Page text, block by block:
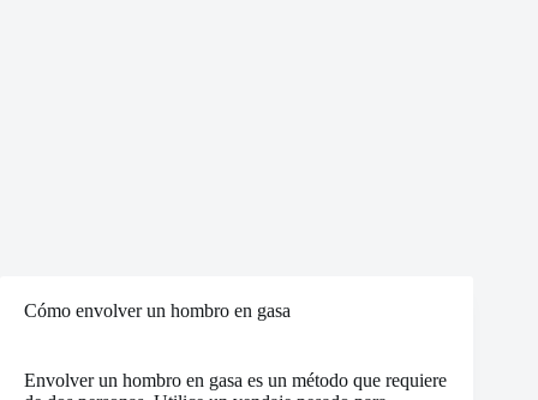
Cómo envolver un hombro en gasa
Envolver un hombro en gasa es un método que requiere